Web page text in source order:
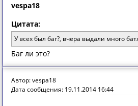
vespa18
Цитата:
У всех был баг?, вчера выдали много
Баг ли это?
Автор: vespa18
Дата сообщения: 19.11.2014 16:44